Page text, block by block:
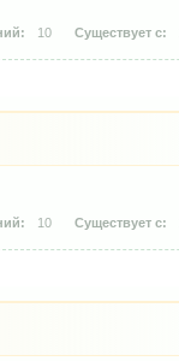
10
10